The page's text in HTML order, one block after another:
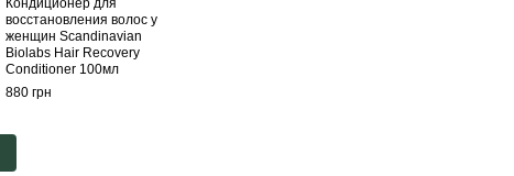
Кондиционер для
восстановления волос у
женщин Scandinavian
Biolabs Hair Recovery
Conditioner 100мл
880 грн